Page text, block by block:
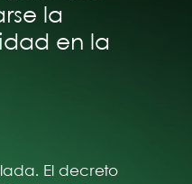
la
en la
El decreto